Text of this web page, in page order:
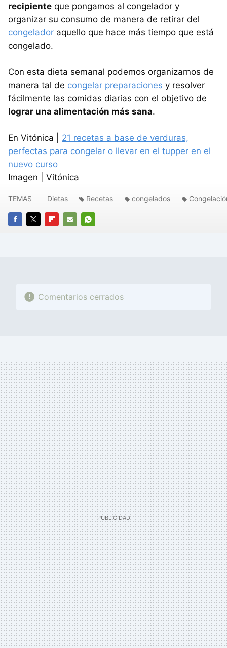
recipiente que pongamos al congelador y
organizar su consumo de manera de retirar del
congelador aquello que hace más tiempo que está
congelado.
Con esta dieta semanal podemos organizarnos de
manera tal de congelar preparaciones y resolver
fácilmente las comidas diarias con el objetivo de
lograr una alimentación más sana.
En Vitónica | 21 recetas a base de verduras,
perfectas para congelar o llevar en el tupper en el
nuevo curso
Imagen | Vitónica
FACEBOOK
TWITTERFLIPBOARD
E-
WHATSAPP
TEMAS Dietas Recetas congelados
Comentarios cerrados